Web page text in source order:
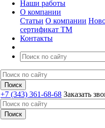
Наши работы
О компании
Статьи О компании
сертификат ТМ
Контакты
+7 (343) 361-68-68 Заказать